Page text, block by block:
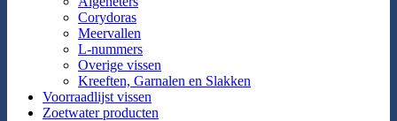
Corydoras
Meervallen
L-nummers
Overige vissen
Kreeften, Garnalen en Slakken
Voorraadlijst vissen
Zoetwater producten